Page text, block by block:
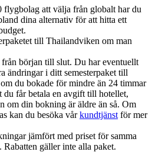
flygbolag att välja från globalt har du
dina alternativ för att hitta ett
till Thailandviken om man
början till slut. Du har eventuellt
ändringar i ditt semesterpaket till
du bokade för mindre än 24 timmar
du får betala en avgift till hotellet,
om din bokning är äldre än så. Om
kan du besöka vårkundtjänst för mer
jämfört med priset för samma
Rabatten gäller inte alla paket.